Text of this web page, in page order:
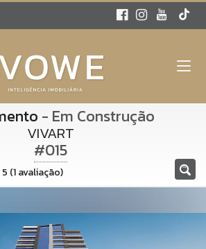
- Em Construção
VIVART
#015
5 (1avaliação)